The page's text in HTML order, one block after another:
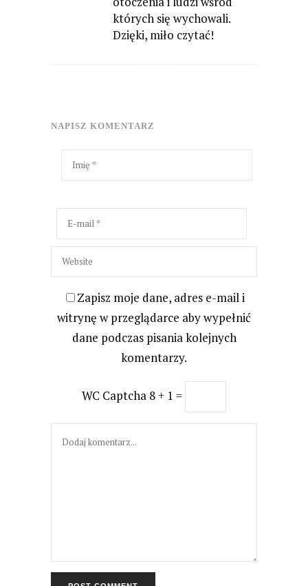
których się wychowali.
Dzięki, miło czytać!
NAPISZ KOMENTARZ
Zapisz moje dane, adres e-mail i
witrynę w przeglądarce aby wypełnić
dane podczas pisania kolejnych
komentarzy.
WC Captcha 8 + 1 =